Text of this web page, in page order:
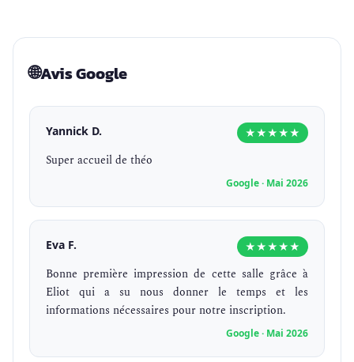
🌐Avis Google
Yannick D. ★★★★★
Super accueil de théo
Google · Mai 2026
Eva F. ★★★★★
Bonne première impression de cette salle grâce à
Eliot qui a su nous donner le temps et les
informations nécessaires pour notre inscription.
Google · Mai 2026